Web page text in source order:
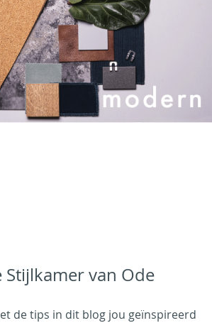
van Ode
de tips in dit blog jou geïnspireerd